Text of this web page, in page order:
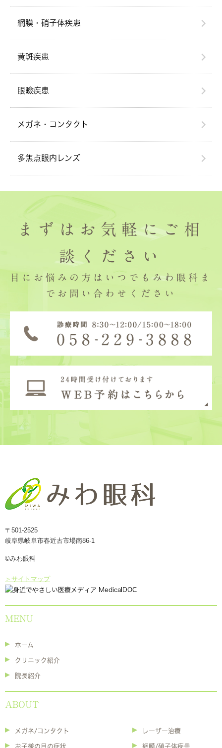
網膜・硝子体疾患
黄斑疾患
眼瞼疾患
メガネ・コンタクト
多焦点眼内レンズ
まずはお気軽にご相
談ください
目にお悩みの方はいつでもみわ眼科ま
でお問い合わせください
〒501-2525
岐阜県岐阜市春近古市場南86-1
©みわ眼科
＞サイトマップ
MENU
ホーム
クリニック紹介
院長紹介
ABOUT
メガネ/コンタクト
お子様の目の症状
レーザー治療
網膜/硝子体疾患